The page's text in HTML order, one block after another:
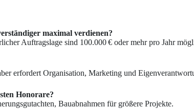
maximal verdienen?
Auftragslage sind 100.000 € oder mehr pro Jahr
erfordert Organisation, Marketing und
Honorare?
Bauabnahmen für größere Projekte.